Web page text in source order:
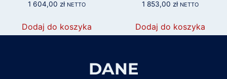
1 604,00 zł NETTO
Dodaj do koszyka
1 853,00 zł NETTO
Dodaj do koszyka
DANE